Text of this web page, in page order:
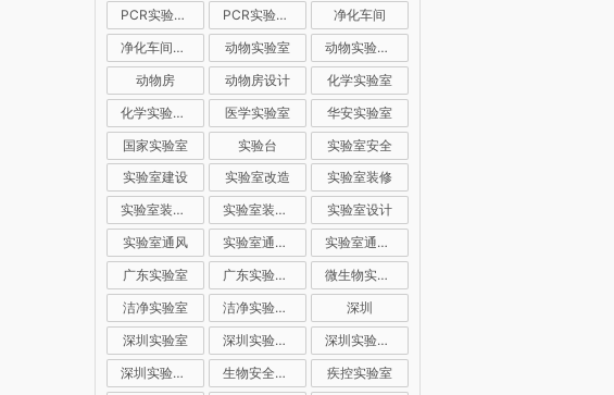
PCR实验室装修
PCR实验室设计
净化车间
净化车间装修
动物实验室
动物实验室建设
动物房
动物房设计
化学实验室
化学实验室设计
医学实验室
华安实验室
国家实验室
实验台
实验室安全
实验室建设
实验室改造
实验室装修
实验室装修公司
实验室装修设计
实验室设计
实验室通风
实验室通风系统
实验室通风设计
广东实验室
广东实验室装修
微生物实验室
洁净实验室
洁净实验室设计
深圳
深圳实验室
深圳实验室建设
深圳实验室装修
深圳实验室设计
生物安全实验室
疾控实验室